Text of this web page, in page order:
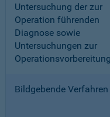
Untersuchung der zur
Operation führenden
Diagnose sowie
Untersuchungen zur
Operationsvorbereitung
Bildgebende Verfahren